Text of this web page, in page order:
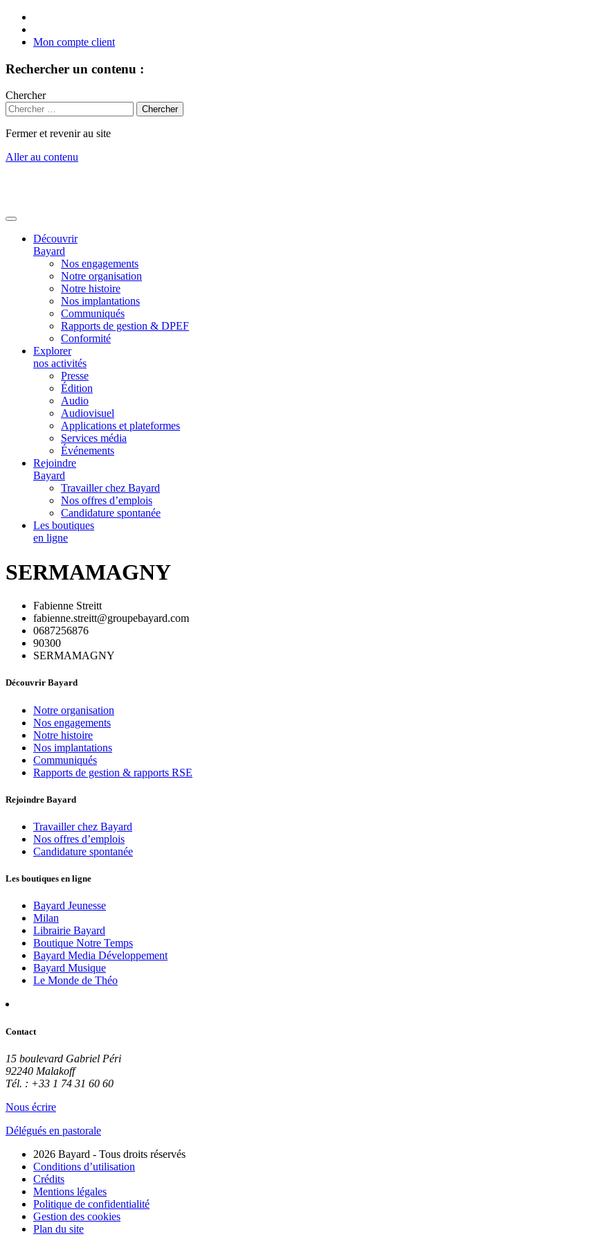
Mon compte client
Rechercher un contenu :
Chercher
Fermer et revenir au site
Aller au contenu
Découvrir
Bayard
Nos engagements
Notre organisation
Notre histoire
Nos implantations
Communiqués
Rapports de gestion & DPEF
Conformité
Explorer
nos activités
Presse
Édition
Audio
Audiovisuel
Applications et plateformes
Services média
Événements
Rejoindre
Bayard
Travailler chez Bayard
Nos offres d’emplois
Candidature spontanée
Les boutiques
en ligne
SERMAMAGNY
Fabienne Streitt
fabienne.streitt@groupebayard.com
0687256876
90300
SERMAMAGNY
Découvrir Bayard
Notre organisation
Nos engagements
Notre histoire
Nos implantations
Communiqués
Rapports de gestion & rapports RSE
Rejoindre Bayard
Travailler chez Bayard
Nos offres d’emplois
Candidature spontanée
Les boutiques en ligne
Bayard Jeunesse
Milan
Librairie Bayard
Boutique Notre Temps
Bayard Media Développement
Bayard Musique
Le Monde de Théo
Contact
15 boulevard Gabriel Péri
92240 Malakoff
Tél. : +33 1 74 31 60 60
Nous écrire
Délégués en pastorale
2026 Bayard - Tous droits réservés
Conditions d’utilisation
Crédits
Mentions légales
Politique de confidentialité
Gestion des cookies
Plan du site